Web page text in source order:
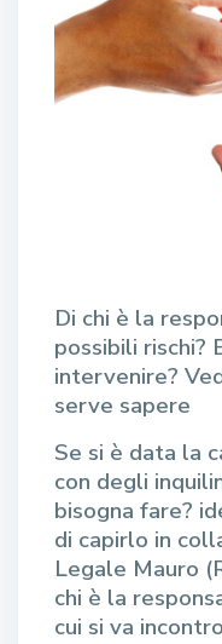
Di chi è la
possibili rischi?
intervenire?
serve sapere
Se si è data la
con degli
bisogna fare?
di capirlo in
Legale Mauro
chi è la
cui si va